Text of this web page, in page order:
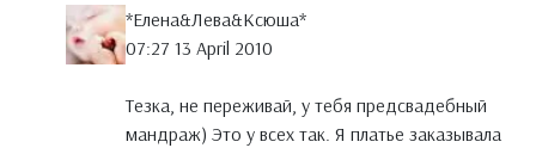
*Елена&Лева&Ксюша*
07:27 13 April 2010
Тезка, не переживай, у тебя предсвадебный
мандраж) Это у всех так. Я платье заказывала